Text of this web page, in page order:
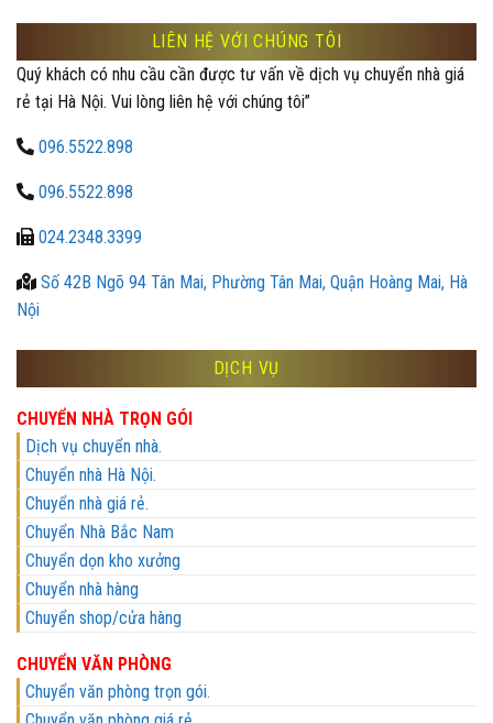
LIÊN HỆ VỚI CHÚNG TÔI
Quý khách có nhu cầu cần được tư vấn về dịch vụ chuyển nhà giá
rẻ tại Hà Nội. Vui lòng liên hệ với chúng tôi”
096.5522.898
096.5522.898
024.2348.3399
Số 42B Ngõ 94 Tân Mai, Phường Tân Mai, Quận Hoàng Mai, Hà
Nội
DỊCH VỤ
CHUYỂN NHÀ TRỌN GÓI
Dịch vụ chuyển nhà.
Chuyển nhà Hà Nội.
Chuyển nhà giá rẻ.
Chuyển Nhà Bắc Nam
Chuyển dọn kho xưởng
Chuyển nhà hàng
Chuyển shop/cửa hàng
CHUYỂN VĂN PHÒNG
Chuyển văn phòng trọn gói.